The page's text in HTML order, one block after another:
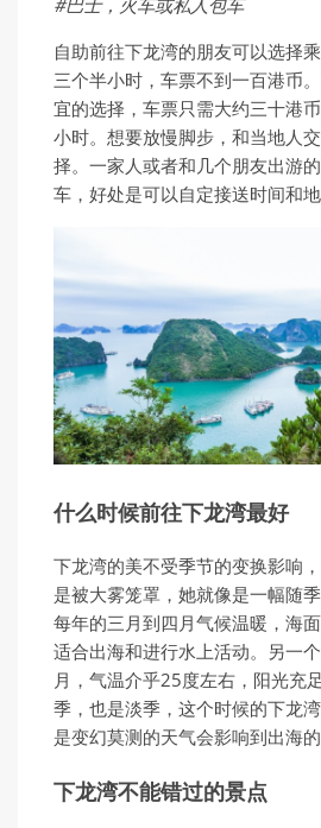
#巴士，火车或私人包车
自助前往下龙湾的朋友可以选择
三个半小时，车票不到一百港币
宜的选择，车票只需大约三十港
小时。想要放慢脚步，和当地人
择。一家人或者和几个朋友出游
车，好处是可以自定接送时间和地
什么时候前往下龙湾最好
下龙湾的美不受季节的变换影响
是被大雾笼罩，她就像是一幅随季
每年的三月到四月气候温暖，海
适合出海和进行水上活动。另一
月，气温介乎25度左右，阳光充
季，也是淡季，这个时候的下龙
是变幻莫测的天气会影响到出海的
下龙湾不能错过的景点